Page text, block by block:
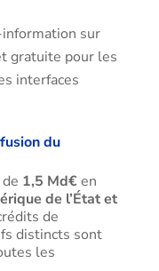
sur
gratuite pour les
interfaces
du
1,5 Md€en
de l’État et
de
distincts sont
les